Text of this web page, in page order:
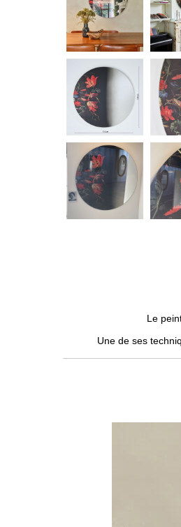
Le
Une de ses